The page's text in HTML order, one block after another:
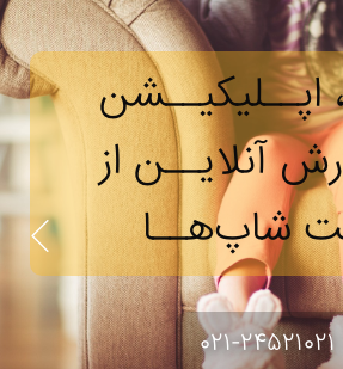
اپــلیکیــشن
آنلایــن از
شاپ‌هــا
۰۲۱-۲۴۵۲۱۰۲۱